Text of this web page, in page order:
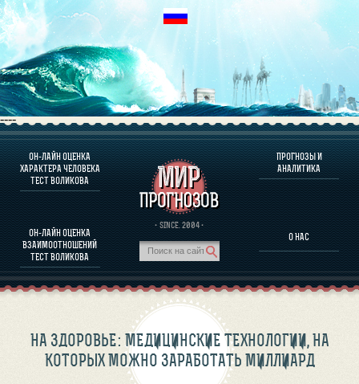
----
ОН-ЛАЙН ОЦЕНКА
ХАРАКТЕРА ЧЕЛОВЕКА
ТЕСТ ВОЛИКОВА
ОН-ЛАЙН ОЦЕНКА
ВЗАИМООТНОШЕНИЙ
ТЕСТ ВОЛИКОВА
· SINCE. 2004 ·
ПРОГНОЗЫ И
АНАЛИТИКА
О НАС
О ПРОГРАММЕ
ОЦЕНКА ХАРАКТЕРA ЧЕЛОВЕКА
ОЦЕНКА ХАРАКТЕРА ВЫДАЮЩИХСЯ ЛИЧНОСТЕЙ
О ПРОГРАММЕ
ПРОГНОЗЫ И АНАЛИТИКА
НА ЗДОРОВЬЕ: МЕДИЦИНСКИЕ ТЕХНОЛОГИИ, НА
КОТОРЫХ МОЖНО ЗАРАБОТАТЬ МИЛЛИАРД